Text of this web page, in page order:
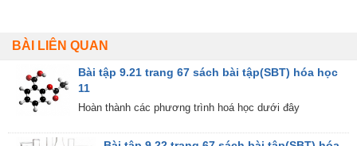
BÀI LIÊN QUAN
Bài tập 9.21 trang 67 sách bài tập(SBT) hóa học
11
Hoàn thành các phương trình hoá học dưới đây